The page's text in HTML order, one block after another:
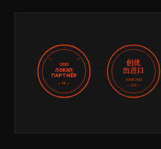
ООО
ЛОКАЛ
ПАРТНЁР
★ РФ ★
创优
出进口
GUANGZHOU
★ 中国 ★